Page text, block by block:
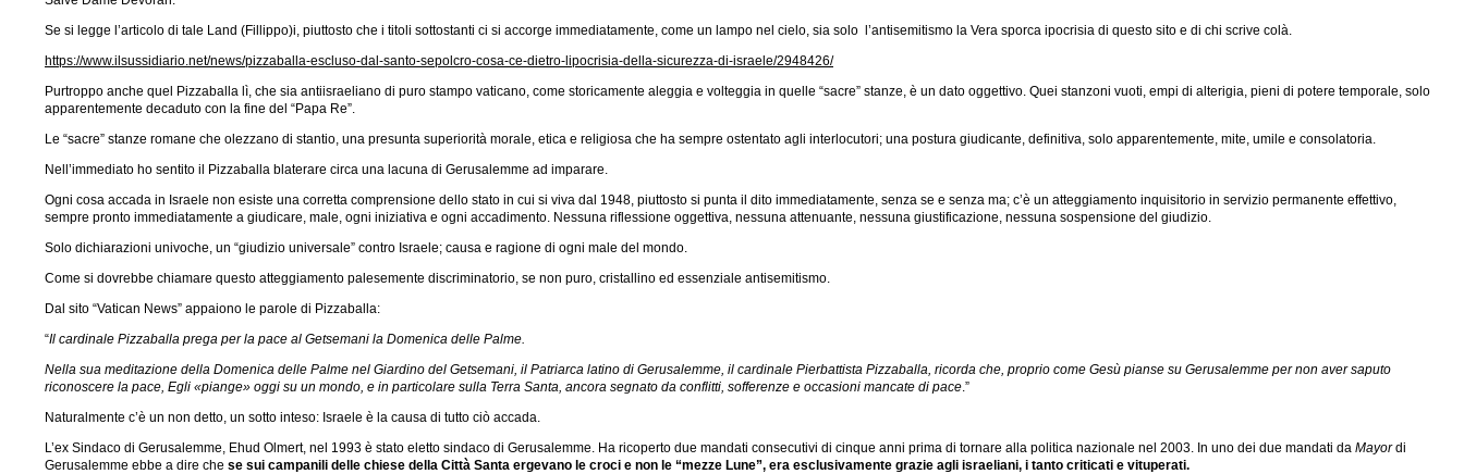
Se si legge l’articolo di tale Land (Fillippo)i, piuttosto che i titoli sottostanti ci si accorge immediatamente, come un lampo nel cielo, sia solo l’antisemitismo la Vera sporca ipocrisia di questo sito e di chi scrive colà.
https://www.ilsussidiario.net/news/pizzaballa-escluso-dal-santo-sepolcro-cosa-ce-dietro-lipocrisia-della-sicurezza-di-israele/2948426/
Purtroppo anche quel Pizzaballa lì, che sia antiisraeliano di puro stampo vaticano, come storicamente aleggia e volteggia in quelle “sacre” stanze, è un dato oggettivo. Quei stanzoni vuoti, empi di alterigia, pieni di potere temporale, solo
apparentemente decaduto con la fine del “Papa Re”.
Le “sacre” stanze romane che olezzano di stantio, una presunta superiorità morale, etica e religiosa che ha sempre ostentato agli interlocutori; una postura giudicante, definitiva, solo apparentemente, mite, umile e consolatoria.
Nell’immediato ho sentito il Pizzaballa blaterare circa una lacuna di Gerusalemme ad imparare.
Ogni cosa accada in Israele non esiste una corretta comprensione dello stato in cui si viva dal 1948, piuttosto si punta il dito immediatamente, senza se e senza ma; c’è un atteggiamento inquisitorio in servizio permanente effettivo,
sempre pronto immediatamente a giudicare, male, ogni iniziativa e ogni accadimento. Nessuna riflessione oggettiva, nessuna attenuante, nessuna giustificazione, nessuna sospensione del giudizio.
Solo dichiarazioni univoche, un “giudizio universale” contro Israele; causa e ragione di ogni male del mondo.
Come si dovrebbe chiamare questo atteggiamento palesemente discriminatorio, se non puro, cristallino ed essenziale antisemitismo.
Dal sito “Vatican News” appaiono le parole di Pizzaballa:
“Il cardinale Pizzaballa prega per la pace al Getsemani la Domenica delle Palme.
Nella sua meditazione della Domenica delle Palme nel Giardino del Getsemani, il Patriarca latino di Gerusalemme, il cardinale Pierbattista Pizzaballa, ricorda che, proprio come Gesù pianse su Gerusalemme per non aver saputo
riconoscere la pace, Egli «piange» oggi su un mondo, e in particolare sulla Terra Santa, ancora segnato da conflitti, sofferenze e occasioni mancate di pace.”
Naturalmente c’è un non detto, un sotto inteso: Israele è la causa di tutto ciò accada.
L’ex Sindaco di Gerusalemme, Ehud Olmert, nel 1993 è stato eletto sindaco di Gerusalemme. Ha ricoperto due mandati consecutivi di cinque anni prima di tornare alla politica nazionale nel 2003. In uno dei due mandati da Mayordi
Gerusalemme ebbe a dire che se sui campanili delle chiese della Città Santa ergevano le croci e non le “mezze Lune”, era esclusivamente grazie agli israeliani, i tanto criticati e vituperati.